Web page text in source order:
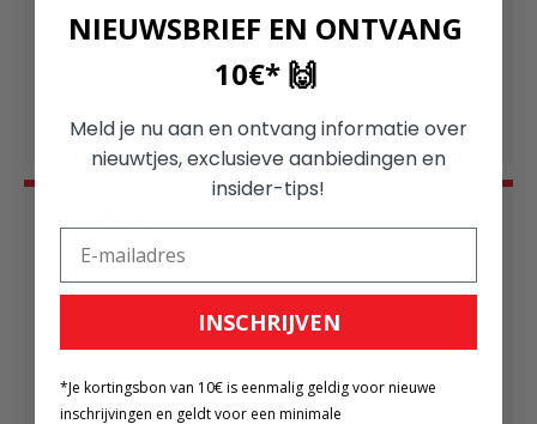
Brede schouders opbouwen: Effectieve training met
halters
ARCHIEF
December 2025
NIEUWSBRIEF EN ONTVANG
10€* 🙌
Meld je nu aan en ontvang informatie over
nieuwtjes, exclusieve aanbiedingen en
insider-tips!
INSCHRIJVEN
*Je kortingsbon van 10€ is eenmalig geldig voor nieuwe
inschrijvingen en geldt voor een minimale